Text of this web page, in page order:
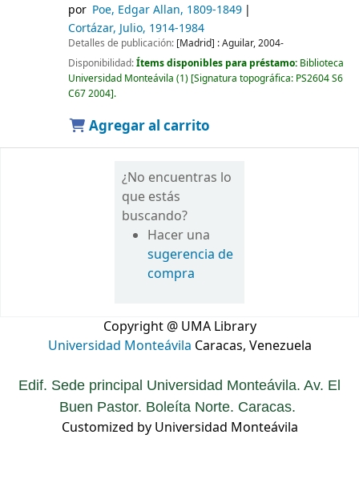
por Poe, Edgar Allan, 1809-1849
Cortázar, Julio, 1914-1984
Detalles de publicación: [Madrid] :Aguilar,2004-
Disponibilidad:Ítems disponibles para préstamo: Biblioteca
Universidad Monteávila (1) Signatura topográfica: PS2604 S6
C67 2004 .
Agregar al carrito
¿No encuentras lo
que estás
buscando?
Hacer una
sugerencia de
compra
Copyright @ UMA Library
Universidad Monteávila Caracas, Venezuela
Edif. Sede principal Universidad Monteávila. Av. El
Buen Pastor. Boleíta Norte. Caracas.
Customized by Universidad Monteávila